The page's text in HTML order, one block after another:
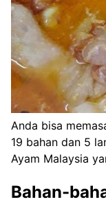
Anda bisa
19 bahan dan 5
Ayam Malaysia
Bahan-